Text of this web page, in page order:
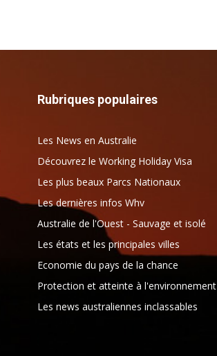
Rubriques populaires
Les News en Australie
Découvrez le Working Holiday Visa
Les plus beaux Parcs Nationaux
Les dernières infos Whv
Australie de l'Ouest - Sauvage et isolé
Les états et les principales villes
Economie du pays de la chance
Protection et atteinte à l'environnement
Les news australiennes inclassables